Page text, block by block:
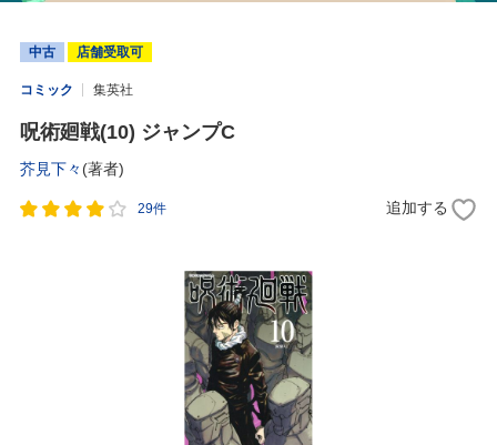
中古 店舗受取可
コミック 集英社
呪術廻戦(10) ジャンプC
芥見下々 (著者)
29件 追加する